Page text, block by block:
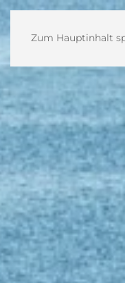
Zum Hauptinhalt